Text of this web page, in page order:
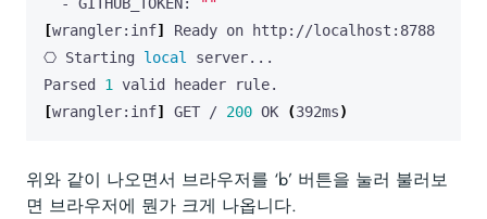
[wrangler:inf]
⎔ Starting local
Parsed 1
[wrangler:inf] GET / 200 OK (392ms)
위와 같이 나오면서 브라우저를 ‘b’ 버튼을 눌러 불러보
면 브라우저에 뭔가 크게 나옵니다.